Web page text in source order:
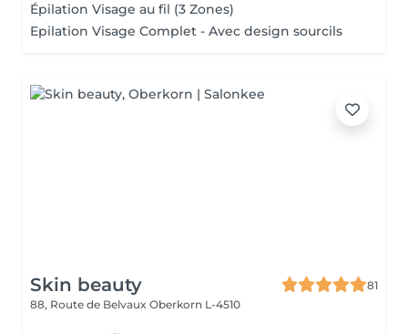
Épilation Visage au fil (3 Zones)
Epilation Visage Complet - Avec design sourcils
Skin beauty
81
88, Route de Belvaux Oberkorn L-4510